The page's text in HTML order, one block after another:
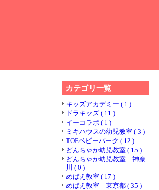
カテゴリ一覧
キッズアカデミー ( 1 )
ドラキッズ ( 11 )
イーコラボ ( 1 )
ミキハウスの幼児教室 ( 3 )
TOEベビーパーク ( 12 )
どんちゃか幼児教室 ( 15 )
どんちゃか幼児教室 神奈
川 ( 0 )
めばえ教室 ( 17 )
めばえ教室 東京都 ( 35 )